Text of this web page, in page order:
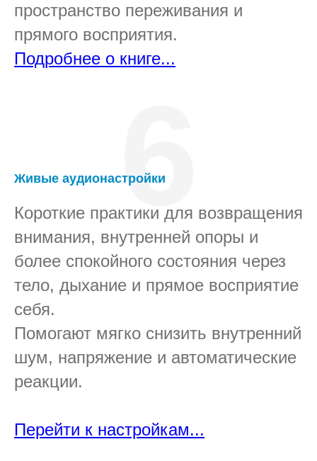
пространство переживания и
прямого восприятия.
Подробнее о книге...
Живые аудионастройки
Короткие практики для возвращения
внимания, внутренней опоры и
более спокойного состояния через
тело, дыхание и прямое восприятие
себя.
Помогают мягко снизить внутренний
шум, напряжение и автоматические
реакции.
Перейти к настройкам...
6